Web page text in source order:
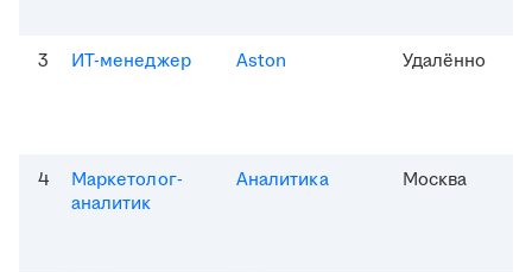
3 ИТ-менеджер Aston Удалённо
4
Маркетолог-
аналитик
Аналитика Москва